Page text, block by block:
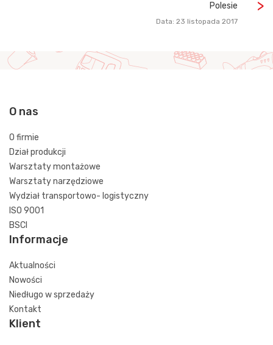
Polesie
Data: 23 listopada 2017
O nas
O firmie
Dział produkcji
Warsztaty montażowe
Warsztaty narzędziowe
Wydział transportowo- logistyczny
ISO 9001
BSCI
Informacje
Aktualności
Nowości
Niedługo w sprzedaży
Kontakt
Klient